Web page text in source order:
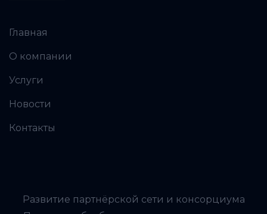
Главная
О компании
Услуги
Новости
Контакты
Развитие партнёрской сети и консорциума